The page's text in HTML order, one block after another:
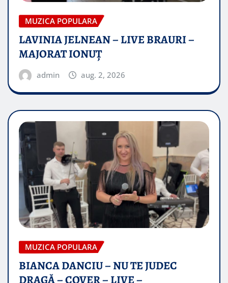
MUZICA POPULARA
LAVINIA JELNEAN – LIVE BRAURI –
MAJORAT IONUŢ
admin aug. 2, 2026
MUZICA POPULARA
BIANCA DANCIU – NU TE JUDEC
DRAGĂ – COVER – LIVE –